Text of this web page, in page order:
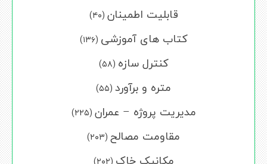
قابلیت اطمینان (۴۰)
کتاب های آموزشی (۱۳۶)
کنترل سازه (۵۸)
متره و برآورد (۵۵)
مدیریت پروژه – عمران (۲۲۵)
مقاومت مصالح (۲۰۳)